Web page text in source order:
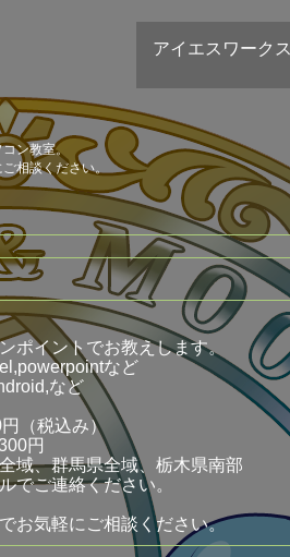
アイエスワークス
ン教室。
相談ください。
ポイントでお教えします。
など
など
（税込み）
円
域、群馬県全域、栃木県南部
でご連絡ください。
お気軽にご相談ください。